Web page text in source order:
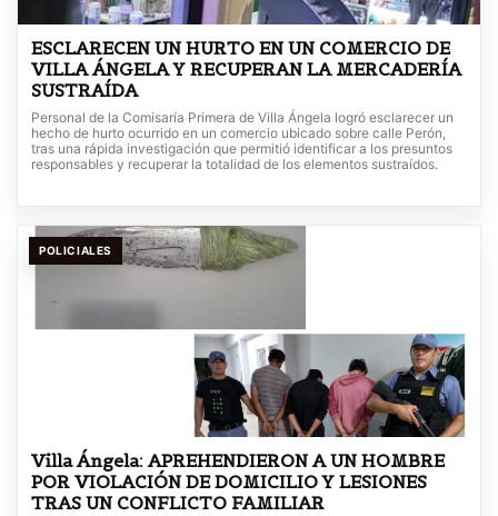
ESCLARECEN UN HURTO EN UN COMERCIO DE
VILLA ÁNGELA Y RECUPERAN LA MERCADERÍA
SUSTRAÍDA
Personal de la Comisaría Primera de Villa Ángela logró esclarecer un
hecho de hurto ocurrido en un comercio ubicado sobre calle Perón,
tras una rápida investigación que permitió identificar a los presuntos
responsables y recuperar la totalidad de los elementos sustraídos.
POLICIALES
Villa Ángela: APREHENDIERON A UN HOMBRE
POR VIOLACIÓN DE DOMICILIO Y LESIONES
TRAS UN CONFLICTO FAMILIAR